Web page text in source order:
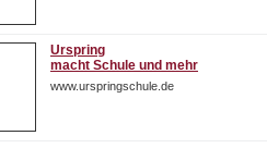
Urspring
macht Schule und mehr
www.urspringschule.de